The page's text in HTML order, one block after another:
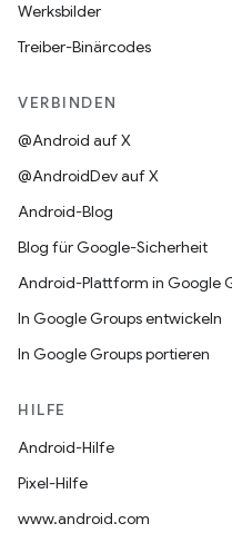
Werksbilder
Treiber-Binärcodes
VERBINDEN
@Android auf X
@AndroidDev auf X
Android-Blog
Blog für Google-Sicherheit
Android-Plattform in Google
In Google Groups entwickeln
In Google Groups portieren
HILFE
Android-Hilfe
Pixel-Hilfe
www.android.com